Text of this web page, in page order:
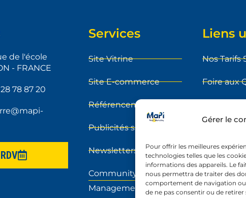
Gérer le
Pour offrir les meilleures
technologies telles que les
informations des appareils. Le
nous permettra de traiter des
comportement de navigation ou
de ne pas consentir ou de
de l'école
- FRANCE
78 87 20
Services
Site Vitrine
Site E-commerce
Référencement
Publicités sur le web
Newsletters
Community
Management
Liens
Nos Tarifs
Foire aux
Contact